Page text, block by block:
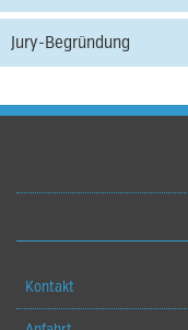
Jury-Begründung
Kontakt